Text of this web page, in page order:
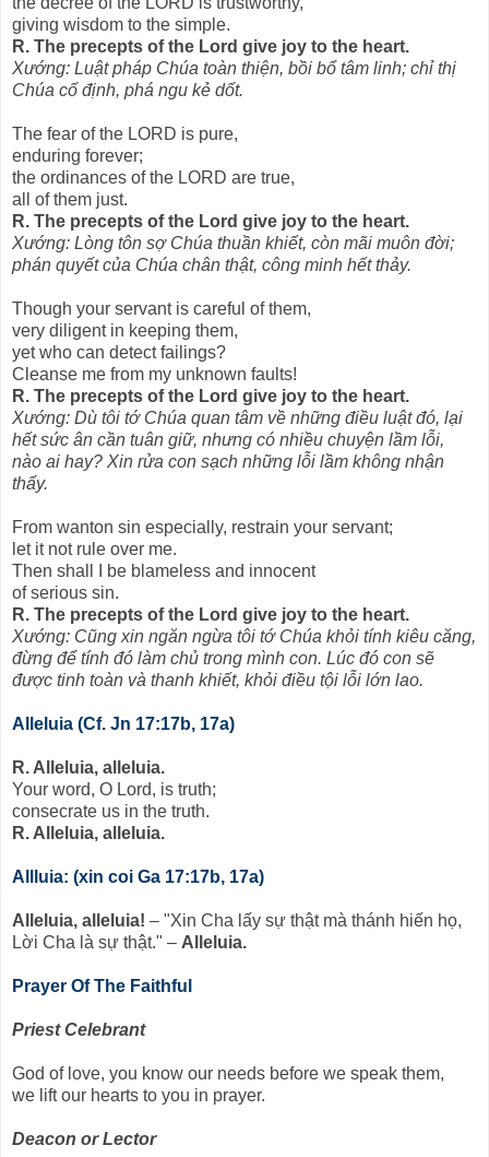
giving wisdom to the simple.
R. The precepts of the Lord give joy to the heart.
Xướng: Luật pháp Chúa toàn thiện, bồi bổ tâm linh; chỉ thị
Chúa cố định, phá ngu kẻ dốt.
The fear of the LORD is pure,
enduring forever;
the ordinances of the LORD are true,
all of them just.
R. The precepts of the Lord give joy to the heart.
Xướng: Lòng tôn sợ Chúa thuần khiết, còn mãi muôn đời;
phán quyết của Chúa chân thật, công minh hết thảy.
Though your servant is careful of them,
very diligent in keeping them,
yet who can detect failings?
Cleanse me from my unknown faults!
R. The precepts of the Lord give joy to the heart.
Xướng: Dù tôi tớ Chúa quan tâm về những điều luật đó, lại
hết sức ân cần tuân giữ, nhưng có nhiều chuyện lầm lỗi,
nào ai hay? Xin rửa con sạch những lỗi lầm không nhận
thấy.
From wanton sin especially, restrain your servant;
let it not rule over me.
Then shall I be blameless and innocent
of serious sin.
R. The precepts of the Lord give joy to the heart.
Xướng: Cũng xin ngăn ngừa tôi tớ Chúa khỏi tính kiêu căng,
đừng để tính đó làm chủ trong mình con. Lúc đó con sẽ
được tinh toàn và thanh khiết, khỏi điều tội lỗi lớn lao.
Alleluia (Cf. Jn 17:17b, 17a)
R. Alleluia, alleluia.
Your word, O Lord, is truth;
consecrate us in the truth.
R. Alleluia, alleluia.
Allluia: (xin coi Ga 17:17b, 17a)
Alleluia, alleluia! – "Xin Cha lấy sự thật mà thánh hiến họ,
Lời Cha là sự thật." – Alleluia.
Prayer Of The Faithful
Priest Celebrant
God of love, you know our needs before we speak them,
we lift our hearts to you in prayer.
Deacon or Lector